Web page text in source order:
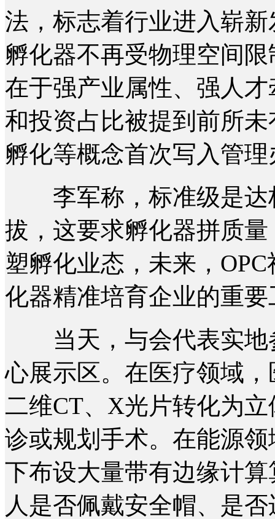
法，标志着行业进入崭
孵化器不再受物理空间
在于强产业属性、强人
和投资占比被提到前所
孵化等概念首次写入管理
李军称，标准级是达
拔，这要求孵化器拼质
塑孵化业态，未来，
化器精准培育企业的重要
当天，与会代表实地
心展示区。在医疗领域
二维CT、X光片转化为
诊或规划手术。在能源
下布设大量带有边缘计
人是否佩戴安全帽、是